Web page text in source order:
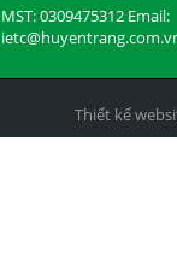
MST: 0309475312 Email:
Thiết kế